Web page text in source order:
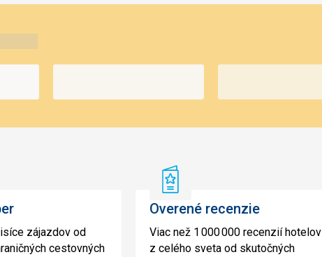
zájazdov od
cestovných
Overené
recenzie
Overené recenzie
Viac než 1 000 000 recenzií hotelov
z celého sveta od skutočných